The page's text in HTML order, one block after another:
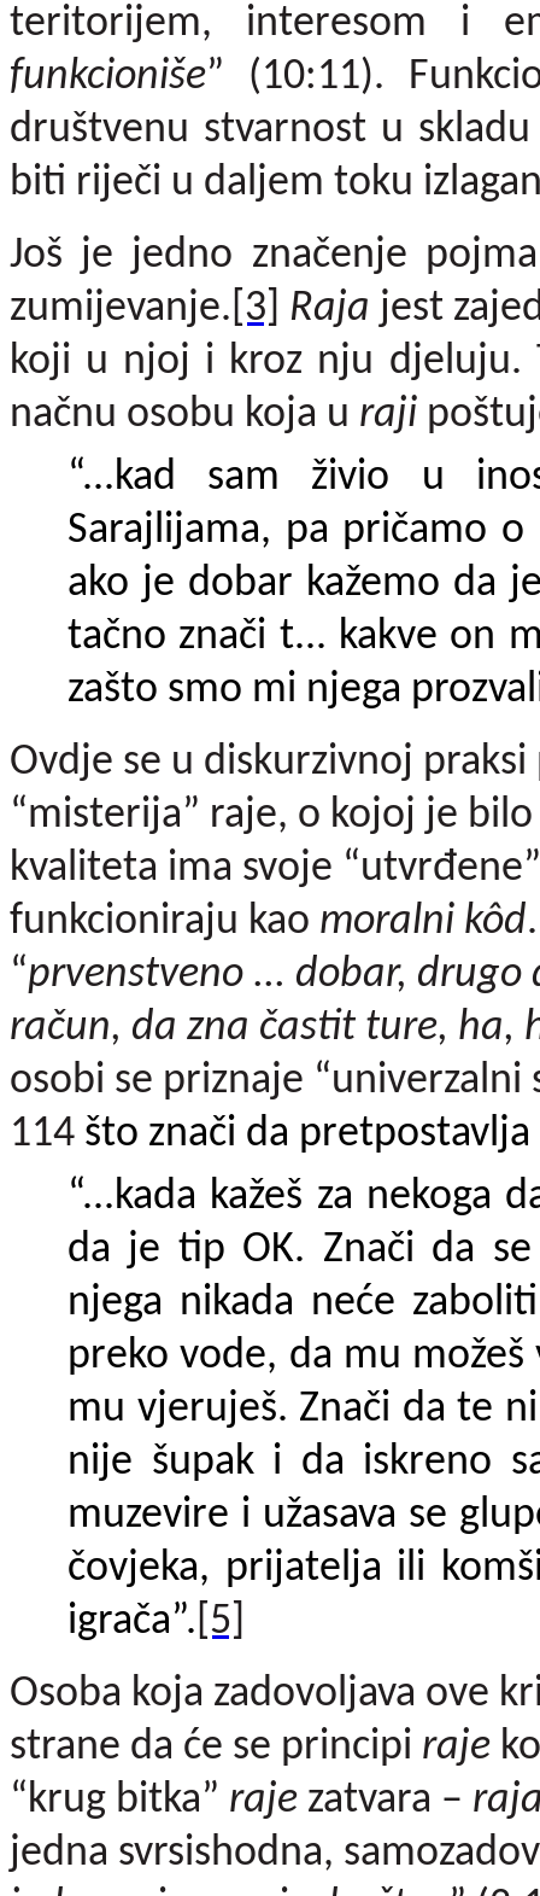
teritorijem, interesom i
funkcioniše” (10:11).
društvenu stvarnost u
biti riječi u daljem toku
Još je jedno značenje
zumijevanje. [3] Raja jest
koji u njoj i kroz nju djeluju.
načnu osobu koja u raji
“...kad sam živio u
Sarajlijama, pa pričamo
ako je dobar kažemo da
tačno znači t... kakve on
zašto smo mi njega
Ovdje se u diskurzivnoj
“misterija” raje, o kojoj je
kvaliteta ima svoje
funkcioniraju kao moralni kôd
“prvenstveno ... dobar,
račun, da zna častit ture, ha,
osobi se priznaje
114 što znači da
“...kada kažeš za nekoga
da je tip OK. Znači da
njega nikada neće
preko vode, da mu
mu vje­ruješ. Znači da te
nije šupak i da iskreno
muzevire i užasava se
čovjeka, prijatelja ili
igrača”. [5]
Osoba koja zadovoljava ove
strane da će se principi raje
“krug bitka” raje zatvara –
jedna svrsishodna,